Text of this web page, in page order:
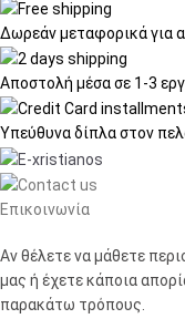
Δωρεάν μεταφορικάγια
Αποστολή μέσα σε 1-3
Υπεύθυνα δίπλα στον
Επικοινωνία
Αν θέλετε να μάθετε
μας ή έχετε κάποια
παρακάτω τρόπους.